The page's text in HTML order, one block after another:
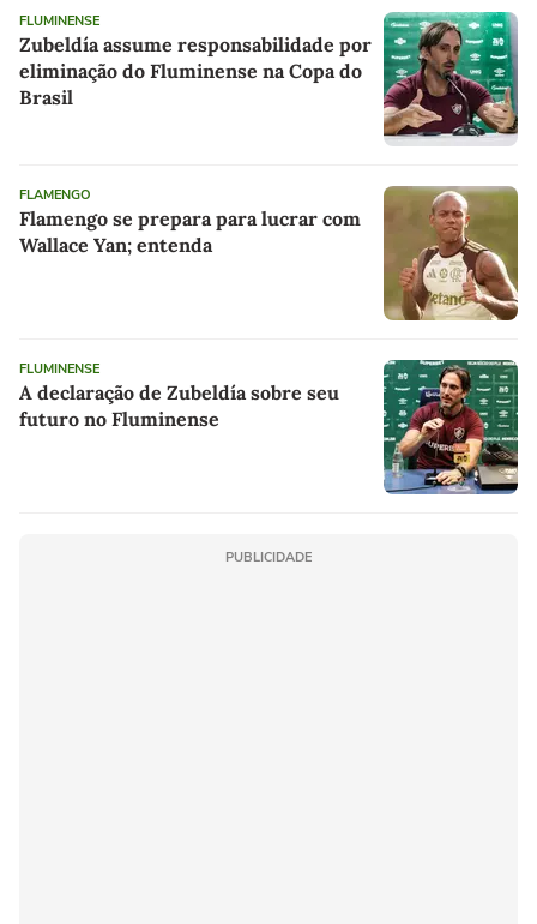
FLUMINENSE
Zubeldía assume responsabilidade por
eliminação do Fluminense na Copa do
Brasil
FLAMENGO
Flamengo se prepara para lucrar com
Wallace Yan; entenda
FLUMINENSE
A declaração de Zubeldía sobre seu
futuro no Fluminense
PUBLICIDADE